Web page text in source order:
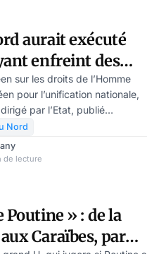
aurait exécuté
enfreint des
COVID
sur les droits de l’Homme
pour l’unification nationale,
par l’Etat, publié
Corée du Nord aurait
des citoyens ayant
en vigueur pour lutter contre
Nord
de lecture
Poutine » : de la
Caraïbes, par